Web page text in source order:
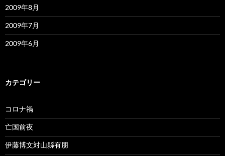
2009年8月
2009年7月
2009年6月
カテゴリー
コロナ禍
亡国前夜
伊藤博文対山縣有朋